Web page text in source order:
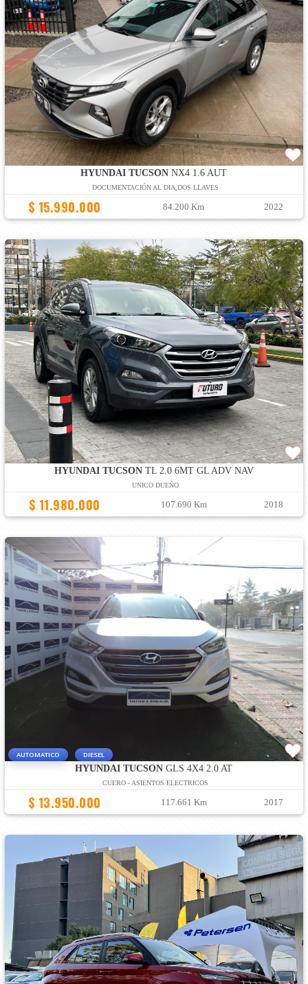
HYUNDAI TUCSON NX4 1.6 AUT
DOCUMENTACIÓN AL DIA,DOS LLAVES
$ 15.990.000 84.200 Km 2022
HYUNDAI TUCSONTL 2.0 6MT GL ADV NAV
UNICO DUEÑO
$ 11.980.000 107.690 Km 2018
AUTOMATICO DIESEL
HYUNDAI TUCSON GLS 4X4 2.0 AT
CUERO - ASIENTOS ELECTRICOS
$ 13.950.000 117.661 Km 2017